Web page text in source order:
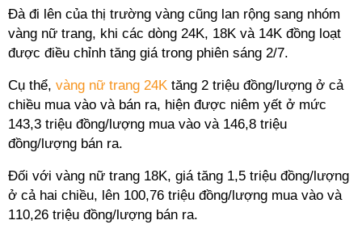
Đà đi lên của thị trường vàng cũng lan rộng sang nhóm
vàng nữ trang, khi các dòng 24K, 18K và 14K đồng loạt
được điều chỉnh tăng giá trong phiên sáng 2/7.
Cụ thể, vàng nữ trang 24K tăng 2 triệu đồng/lượng ở cả
chiều mua vào và bán ra, hiện được niêm yết ở mức
143,3 triệu đồng/lượng mua vào và 146,8 triệu
đồng/lượng bán ra.
Đối với vàng nữ trang 18K, giá tăng 1,5 triệu đồng/lượng
ở cả hai chiều, lên 100,76 triệu đồng/lượng mua vào và
110,26 triệu đồng/lượng bán ra.